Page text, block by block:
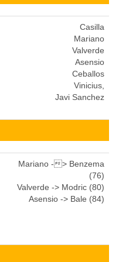
Casilla
Mariano
Valverde
Asensio
Ceballos
Vinicius,
Javi Sanchez
Mariano -> Benzema
(76)
Valverde -> Modric (80)
Asensio -> Bale (84)